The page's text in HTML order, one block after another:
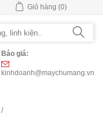
Giỏ hàng (0)
Báo giá:
kinhdoanh@maychumang.vn
/